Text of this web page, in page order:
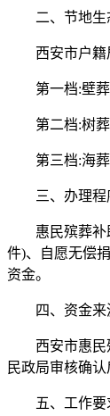
二、节地生
西安市户籍居
第一档:壁葬
第二档:树葬
第三档:海葬
三、办理程
惠民殡葬补助
件)、自愿无偿
资金。
四、资金来
西安市惠民殡
民政局审核确
五、工作要